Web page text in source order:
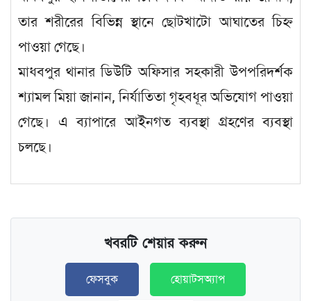
তার শরীরের বিভিন্ন স্থানে ছোটখাটো আঘাতের চিহ্ন
পাওয়া গেছে।
মাধবপুর থানার ডিউটি অফিসার সহকারী উপপরিদর্শক
শ্যামল মিয়া জানান, নির্যাতিতা গৃহবধূর অভিযোগ পাওয়া
গেছে। এ ব্যাপারে আইনগত ব্যবস্থা গ্রহণের ব্যবস্থা
চলছে।
খবরটি শেয়ার করুন
ফেসবুক হোয়াটসঅ্যাপ